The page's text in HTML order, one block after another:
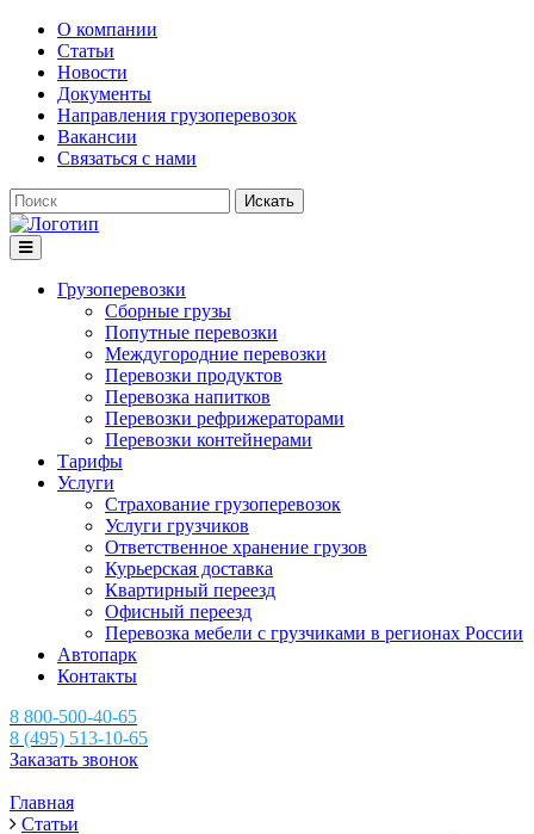
О компании
Статьи
Новости
Документы
Направления грузоперевозок
Вакансии
Связаться с нами
Искать
Грузоперевозки
Сборные грузы
Попутные перевозки
Междугородние перевозки
Перевозки продуктов
Перевозка напитков
Перевозки рефрижераторами
Перевозки контейнерами
Тарифы
Услуги
Страхование грузоперевозок
Услуги грузчиков
Ответственное хранение грузов
Курьерская доставка
Квартирный переезд
Офисный переезд
Перевозка мебели с грузчиками в регионах России
Автопарк
Контакты
8 800-500-40-65
8 (495) 513-10-65
Заказать звонок
Главная
Статьи